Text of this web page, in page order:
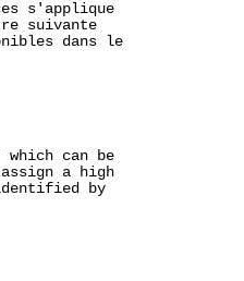
s'applique
suivante
dans le
which can be
a high
by